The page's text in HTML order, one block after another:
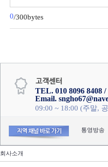
0/300bytes
TEL. 010 8096 8408 /
Email.
09:00 ~ 18:00 (주말,
통영방송
회사소개